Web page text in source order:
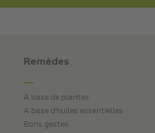
Remèdes
A base de plantes
A base d'huiles essentielles
Bons gestes